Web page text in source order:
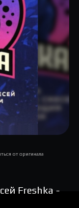
от оригинала
Freshka -